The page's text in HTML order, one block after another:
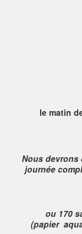
le matin
Nous devrons
journée
ou 170
(papier